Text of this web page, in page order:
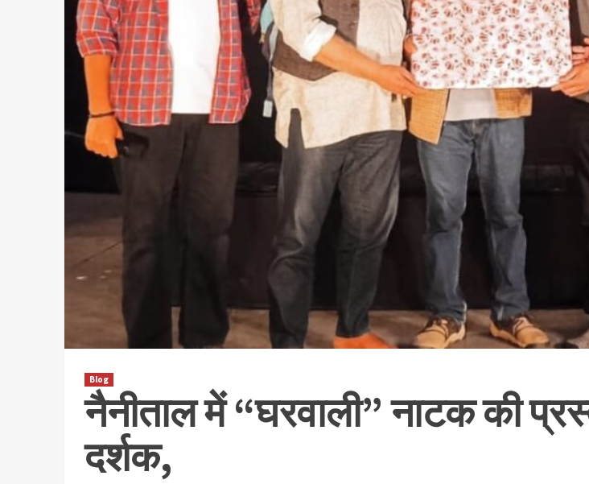
Blog
नैनीताल में “घरवाली” नाटक की
दर्शक,